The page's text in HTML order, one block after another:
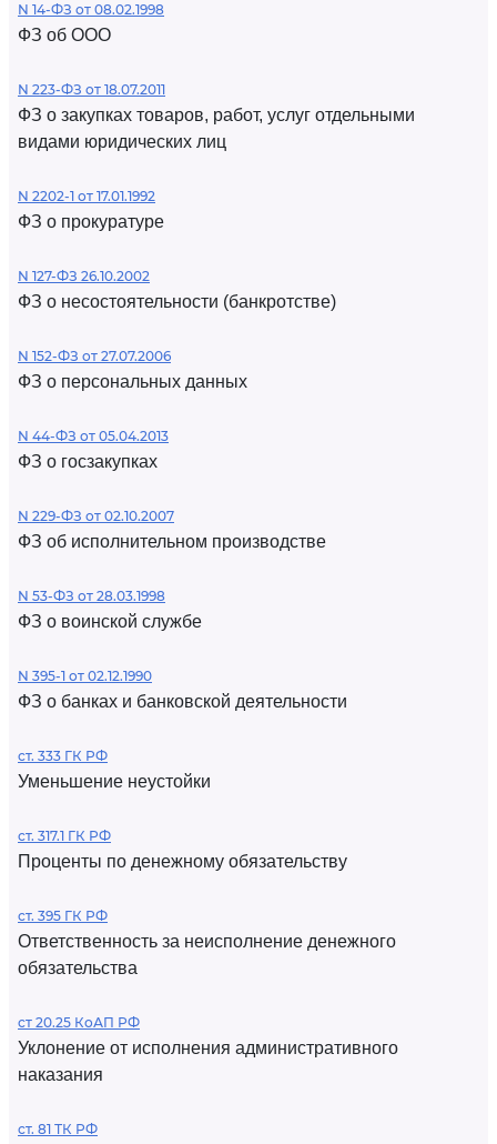
N 14-ФЗ от 08.02.1998
ФЗ об ООО
N 223-ФЗ от 18.07.2011
ФЗ о закупках товаров, работ, услуг отдельными
видами юридических лиц
N 2202-1 от 17.01.1992
ФЗ о прокуратуре
N 127-ФЗ 26.10.2002
ФЗ о несостоятельности (банкротстве)
N 152-ФЗ от 27.07.2006
ФЗ о персональных данных
N 44-ФЗ от 05.04.2013
ФЗ о госзакупках
N 229-ФЗ от 02.10.2007
ФЗ об исполнительном производстве
N 53-ФЗ от 28.03.1998
ФЗ о воинской службе
N 395-1 от 02.12.1990
ФЗ о банках и банковской деятельности
ст. 333 ГК РФ
Уменьшение неустойки
ст. 317.1 ГК РФ
Проценты по денежному обязательству
ст. 395 ГК РФ
Ответственность за неисполнение денежного
обязательства
ст 20.25 КоАП РФ
Уклонение от исполнения административного
наказания
ст. 81 ТК РФ